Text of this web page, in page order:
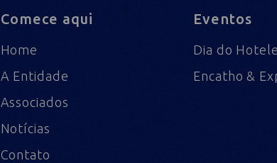
Comece aqui
Home
A Entidade
Associados
Notícias
Contato
Eventos
Dia do
Encatho &